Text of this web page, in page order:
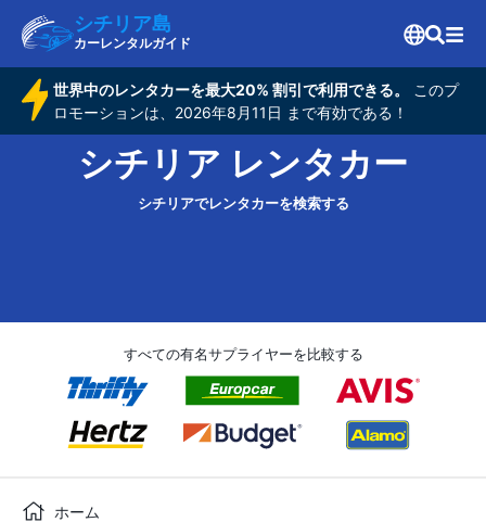
シチリア島
カーレンタルガイド
世界中のレンタカーを最大20% 割引で利用できる。
このプ
ロモーションは、2026年8月11日 まで有効である！
シチリア レンタカー
シチリアでレンタカーを検索する
すべての有名サプライヤーを比較する
ホーム